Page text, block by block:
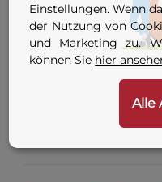
Anschluss
Innengewinde
Einstellungen. Wenn
der Nutzung von
und Marketing zu.
können Sie hier
Alle